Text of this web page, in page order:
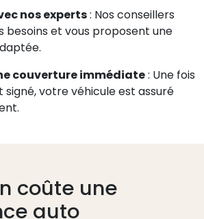
nos experts: Nos conseillers
besoins et vous proposent une
couverture immédiate: Une fois
votre véhicule est assuré
coûte une
auto